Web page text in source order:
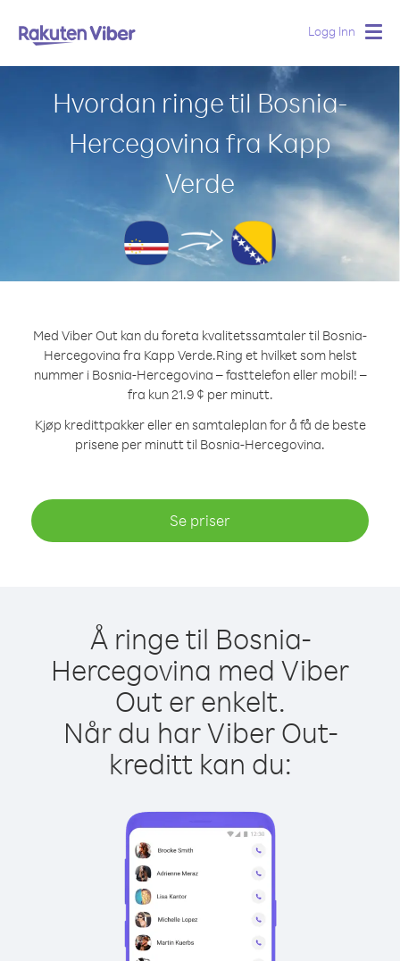
Logg Inn
Hvordan ringe til Bosnia-
Hercegovina fra Kapp
Verde
Med Viber Out kan du foreta kvalitetssamtaler til Bosnia-
Hercegovina fra Kapp Verde.Ring et hvilket som helst
nummer i Bosnia-Hercegovina – fasttelefon eller mobil! –
fra kun 21.9 ¢ per minutt.
Kjøp kredittpakker eller en samtaleplan for å få de beste
prisene per minutt til Bosnia-Hercegovina.
Se priser
Å ringe til Bosnia-
Hercegovina med Viber
Out er enkelt.
Når du har Viber Out-
kreditt kan du: